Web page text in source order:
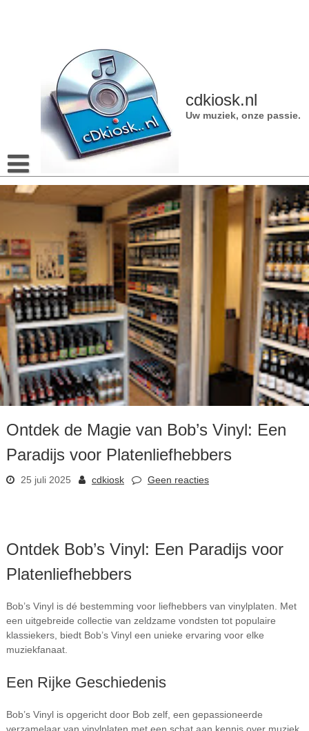
cdkiosk.nl
Uw muziek, onze passie.
Ontdek de Magie van Bob’s Vinyl: Een
Paradijs voor Platenliefhebbers
25 juli 2025 cdkiosk Geen reacties
Ontdek Bob’s Vinyl: Een Paradijs voor
Platenliefhebbers
Bob’s Vinyl is dé bestemming voor liefhebbers van vinylplaten. Met
een uitgebreide collectie van zeldzame vondsten tot populaire
klassiekers, biedt Bob’s Vinyl een unieke ervaring voor elke
muziekfanaat.
Een Rijke Geschiedenis
Bob’s Vinyl is opgericht door Bob zelf, een gepassioneerde